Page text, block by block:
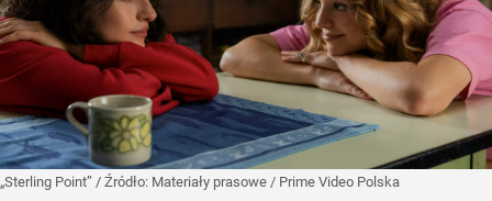
„Sterling Point” / Źródło: Materiały prasowe / Prime Video Polska